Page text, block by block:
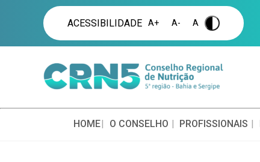
ACESSIBILIDADE A+ A- A .
HOME O CONSELHO PROFISSIONAIS